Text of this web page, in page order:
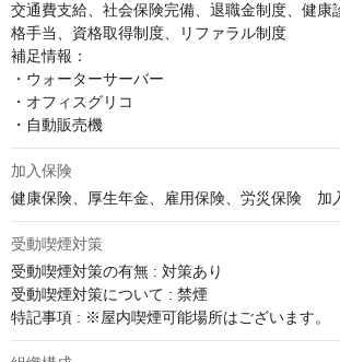
交通費支給、社会保険完備、退職金制度、健康
格手当、資格取得制度、リファラル制度
補足情報：
・ウォーターサーバー
・オフィスグリコ
・自動販売機
加入保険
健康保険、厚生年金、雇用保険、労災保険　加
受動喫煙対策
受動喫煙対策の有無 : 対策あり
受動喫煙対策について : 禁煙
特記事項 : ※屋内喫煙可能場所はございます。